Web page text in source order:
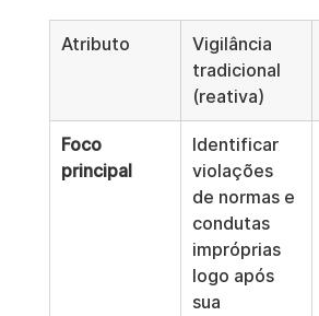
Atributo
Vigilância
tradicional
(reativa)
Foco
principal
Identificar
violações
de normas e
condutas
impróprias
logo após
sua